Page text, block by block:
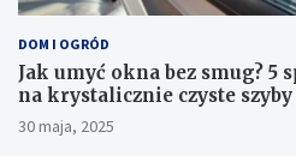
DOM I OGRÓD
Jak umyć okna bez smug? 5
na krystalicznie czyste szyby
30 maja, 2025